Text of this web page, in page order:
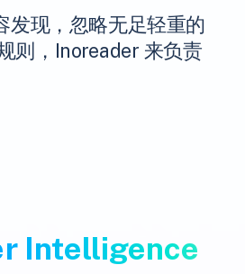
发现，忽略无足轻重的
则，Inoreader 来负责
Intelligence